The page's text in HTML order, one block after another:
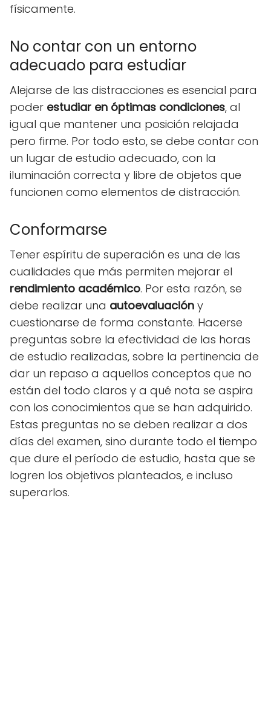
físicamente.
No contar con un entorno
adecuado para estudiar
Alejarse de las distracciones es esencial para
poder estudiar en óptimas condiciones, al
igual que mantener una posición relajada
pero firme. Por todo esto, se debe contar con
un lugar de estudio adecuado, con la
iluminación correcta y libre de objetos que
funcionen como elementos de distracción.
Conformarse
Tener espíritu de superación es una de las
cualidades que más permiten mejorar el
rendimiento académico. Por esta razón, se
debe realizar una autoevaluación y
cuestionarse de forma constante. Hacerse
preguntas sobre la efectividad de las horas
de estudio realizadas, sobre la pertinencia de
dar un repaso a aquellos conceptos que no
están del todo claros y a qué nota se aspira
con los conocimientos que se han adquirido.
Estas preguntas no se deben realizar a dos
días del examen, sino durante todo el tiempo
que dure el período de estudio, hasta que se
logren los objetivos planteados, e incluso
superarlos.